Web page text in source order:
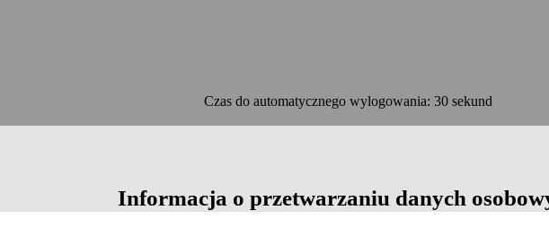
Czas do automatycznego wylogowania: 30 sekund
Informacja o przetwarzaniu danych